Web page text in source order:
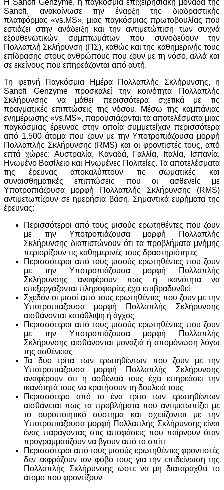
Η Sanofi Genzyme, η παγκόσμια επιχειρησιακή μονάδα της
Sanofi, ανακοίνωσε την έναρξη της διαδραστικής
πλατφόρμας «vs.MS», μιας παγκόσμιας πρωτοβουλίας που
εστιάζει στην ανάδειξη και την αντιμετώπιση των συχνά
εξουθενωτικών συμπτωμάτων που συνοδεύουν την
Πολλαπλή Σκλήρυνση (ΠΣ), καθώς και της καθημερινής τους
επίδρασης στους ανθρώπους που ζουν με τη νόσο, αλλά και
σε εκείνους που επηρεάζονται από αυτή.
Τη φετινή Παγκόσμια Ημέρα Πολλαπλής Σκλήρυνσης, η
Sanofi Genzyme προσκαλεί την κοινότητα Πολλαπλής
Σκλήρυνσης να μάθει περισσότερα σχετικά με τις
πραγματικές επιπτώσεις της νόσου. Μέσω της καμπάνιας
ενημέρωσης «vs.MS», παρουσιάζονται τα αποτελέσματα μιας
παγκόσμιας έρευνας στην οποία συμμετείχαν περισσότερα
από 1.500 άτομα που ζουν με την Υποτροπιάζουσα μορφή
Πολλαπλής Σκλήρυνσης (RMS) και οι φροντιστές τους, από
επτά χώρες: Αυστραλία, Καναδά, Γαλλία, Ιταλία, Ισπανία,
Ηνωμένο Βασίλειο και Ηνωμένες Πολιτείες. Τα αποτελέσματα
της έρευνας αποκαλύπτουν τις σωματικές και
συναισθηματικές επιπτώσεις που οι ασθενείς με
Υποτροπιάζουσα μορφή Πολλαπλής Σκλήρυνσης (RMS)
αντιμετωπίζουν σε ημερήσια βάση. Σημαντικά ευρήματα της
έρευνας:
Περισσότεροι από τους μισούς ερωτηθέντες που ζουν
με την Υποτροπιάζουσα μορφή Πολλαπλής
Σκλήρυνσης διαπιστώνουν ότι τα προβλήματα μνήμης
περιορίζουν τις καθημερινές τους δραστηριότητες
Περισσότεροι από τους μισούς ερωτηθέντες που ζουν
με την Υποτροπιάζουσα μορφή Πολλαπλής
Σκλήρυνσης αναφέρουν πως η ικανότητα να
επεξεργάζονται πληροφορίες έχει επιβραδυνθεί
Σχεδόν οι μισοί από τους ερωτηθέντες που ζουν με την
Υποτροπιάζουσα μορφή Πολλαπλής Σκλήρυνσης
αισθάνονται κατάθλιψη ή άγχος
Περισσότεροι από τους μισούς ερωτηθέντες που ζουν
με την Υποτροπιάζουσα μορφή Πολλαπλής
Σκλήρυνσης αισθάνονται μοναξιά ή απομόνωση λόγω
της ασθένειας
Τα δύο τρίτα των ερωτηθέντων που ζουν με την
Υποτροπιάζουσα μορφή Πολλαπλής Σκλήρυνσης
αναφέρουν ότι η ασθένειά τους έχει επηρεάσει την
ικανότητά τους να κρατήσουν τη δουλειά τους
Περισσότερο από το ένα τρίτο των ερωτηθέντων
αισθάνεται πως τα προβλήματα που αντιμετωπίζει με
το ουροποιητικό σύστημα και σχετίζονται με την
Υποτροπιάζουσα μορφή Πολλαπλής Σκλήρυνσης είναι
ένας παράγοντας στις αποφάσεις που παίρνουν όταν
προγραμματίζουν να βγουν από το σπίτι
Περισσότεροι από τους μισούς ερωτηθέντες φροντιστές
δεν εκφράζουν τον φόβο τους για την επιδείνωση της
Πολλαπλής Σκλήρυνσης ώστε να μη διαταραχθεί το
άτομο που φροντίζουν